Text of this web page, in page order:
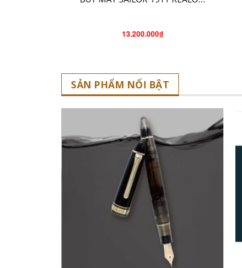
13.200.000₫
SẢN PHẨM NỔI BẬT